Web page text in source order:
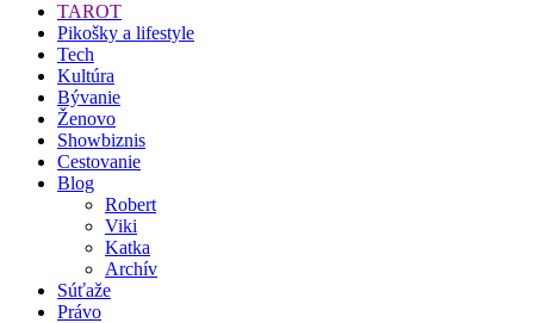
TAROT
Pikošky a lifestyle
Tech
Kultúra
Bývanie
Ženovo
Showbiznis
Cestovanie
Blog
Robert
Viki
Katka
Archív
Súťaže
Právo